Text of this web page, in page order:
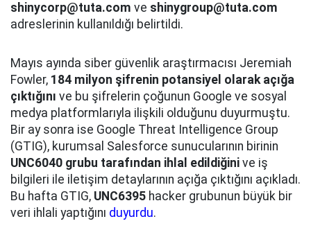
shinycorp@tuta.com ve shinygroup@tuta.com
adreslerinin kullanıldığı belirtildi.
Mayıs ayında siber güvenlik araştırmacısı Jeremiah
Fowler, 184 milyon şifrenin potansiyel olarak açığa
çıktığını ve bu şifrelerin çoğunun Google ve sosyal
medya platformlarıyla ilişkili olduğunu duyurmuştu.
Bir ay sonra ise Google Threat Intelligence Group
(GTIG), kurumsal Salesforce sunucularının birinin
UNC6040 grubu tarafından ihlal edildiğini ve iş
bilgileri ile iletişim detaylarının açığa çıktığını açıkladı.
Bu hafta GTIG, UNC6395 hacker grubunun büyük bir
veri ihlali yaptığını duyurdu.